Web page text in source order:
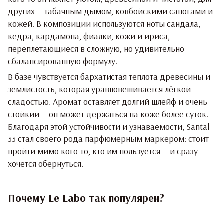
других — табачным дымом, ковбойскими сапогами и
кожей. В композиции используются ноты сандала,
кедра, кардамона, фиалки, кожи и ириса,
переплетающиеся в сложную, но удивительно
сбалансированную формулу.
В базе чувствуется бархатистая теплота древесины и
землистость, которая уравновешивается лёгкой
сладостью. Аромат оставляет долгий шлейф и очень
стойкий — он может держаться на коже более суток.
Благодаря этой устойчивости и узнаваемости, Santal
33 стал своего рода парфюмерным маркером: стоит
пройти мимо кого-то, кто им пользуется — и сразу
хочется обернуться.
Почему Le Labo так популярен?